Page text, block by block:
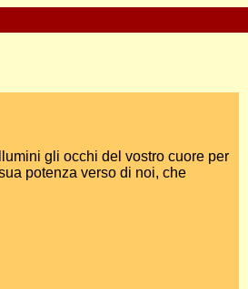
gli occhi del vostro cuore per
potenza verso di noi, che